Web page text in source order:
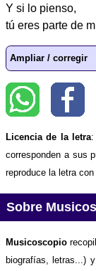
Y si lo pienso,
tú eres parte de
Ampliar / corregir
Licencia de la letra:
corresponden a sus
reproduce la letra
Sobre
Musicoscopio
biografías, letras...)